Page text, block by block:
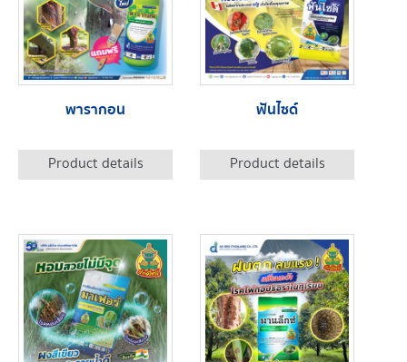
พารากอน
Product details
ฟันไซด์
Product details